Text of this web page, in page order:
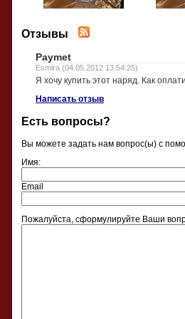
Отзывы
Paymet
Esmira (04.05.2012 13:54:25)
Я хочу купить этот наряд. Как
Написать отзыв
Есть вопросы?
Вы можете задать нам вопрос(ы) с
Имя:
Email
Пожалуйста, сформулируйте Ваши